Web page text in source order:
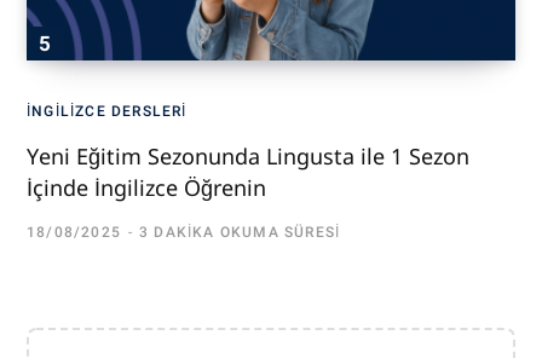
İNGILIZCE DERSLERI
Yeni Eğitim Sezonunda Lingusta ile 1 Sezon
İçinde İngilizce Öğrenin
18/08/2025 3 DAKIKA OKUMA SÜRESI